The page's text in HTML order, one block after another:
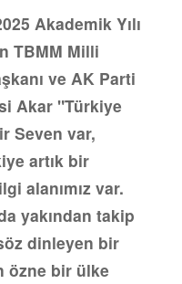
Akademik Yılı
TBMM Milli
ve AK Parti
Akar "Türkiye
Seven var,
artık bir
alanımız var.
yakından takip
dinleyen bir
özne bir ülke